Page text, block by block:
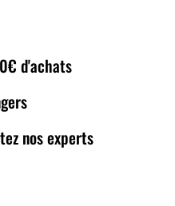
d'achats
nos experts